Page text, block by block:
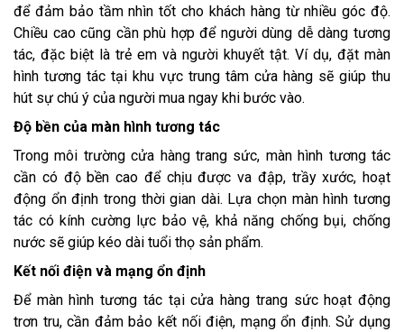
để đảm bảo tầm nhìn tốt cho khách hàng từ nhiều góc độ.
Chiều cao cũng cần phù hợp để người dùng dễ dàng tương
tác, đặc biệt là trẻ em và người khuyết tật. Ví dụ, đặt màn
hình tương tác tại khu vực trung tâm cửa hàng sẽ giúp thu
hút sự chú ý của người mua ngay khi bước vào.
Độ bền của màn hình tương tác
Trong môi trường cửa hàng trang sức, màn hình tương tác
cần có độ bền cao để chịu được va đập, trầy xước, hoạt
động ổn định trong thời gian dài. Lựa chọn màn hình tương
tác có kính cường lực bảo vệ, khả năng chống bụi, chống
nước sẽ giúp kéo dài tuổi thọ sản phẩm.
Kết nối điện và mạng ổn định
Để màn hình tương tác tại cửa hàng trang sức hoạt động
trơn tru, cần đảm bảo kết nối điện, mạng ổn định. Sử dụng